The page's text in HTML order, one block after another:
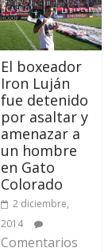
El boxeador
Iron Luján
fue detenido
por asaltar y
amenazar a
un hombre
en Gato
Colorado
2 diciembre,
2014
Comentarios